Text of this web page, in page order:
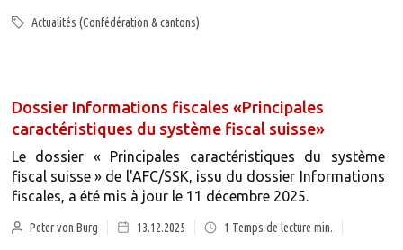
Actualités (Confédération & cantons)
Dossier Informations fiscales «Principales
caractéristiques du système fiscal suisse»
Le dossier « Principales caractéristiques du système
fiscal suisse » de l'AFC/SSK, issu du dossier Informations
fiscales, a été mis à jour le 11 décembre 2025.
Peter von Burg 13.12.2025 1 Temps de lecture min.